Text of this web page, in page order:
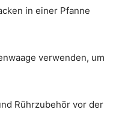
in einer Pfanne
verwenden, um
Rührzubehör vor der